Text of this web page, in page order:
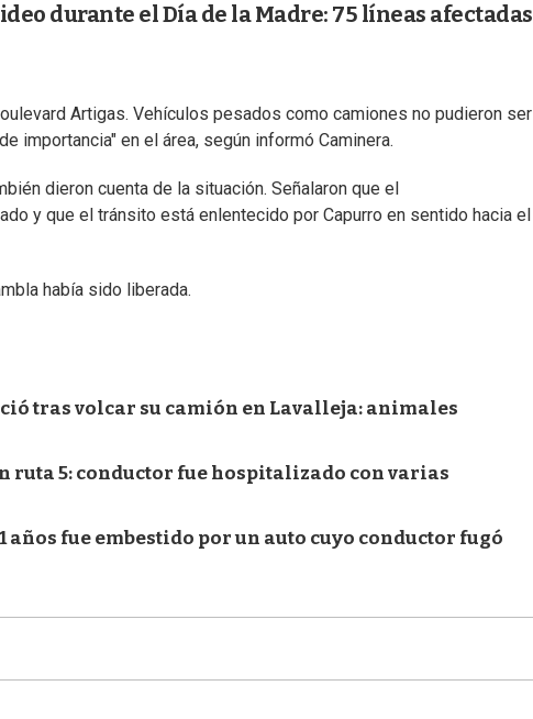
durante el Día de la Madre: 75 líneas afectadas
Artigas. Vehículos pesados como camiones no pudieron ser
importancia" en el área, según informó Caminera.
dieron cuenta de la situación. Señalaron que el
y que el tránsito está enlentecido por Capurro en sentido hacia el
había sido liberada.
tras volcar su camión en Lavalleja: animales
ruta 5: conductor fue hospitalizado con varias
fue embestido por un auto cuyo conductor fugó